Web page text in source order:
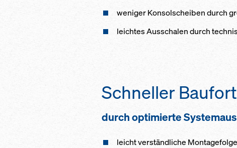
weniger Konsolscheiben durch
leichtes Ausschalen durch
Schneller
durch optimierte
leicht verständliche